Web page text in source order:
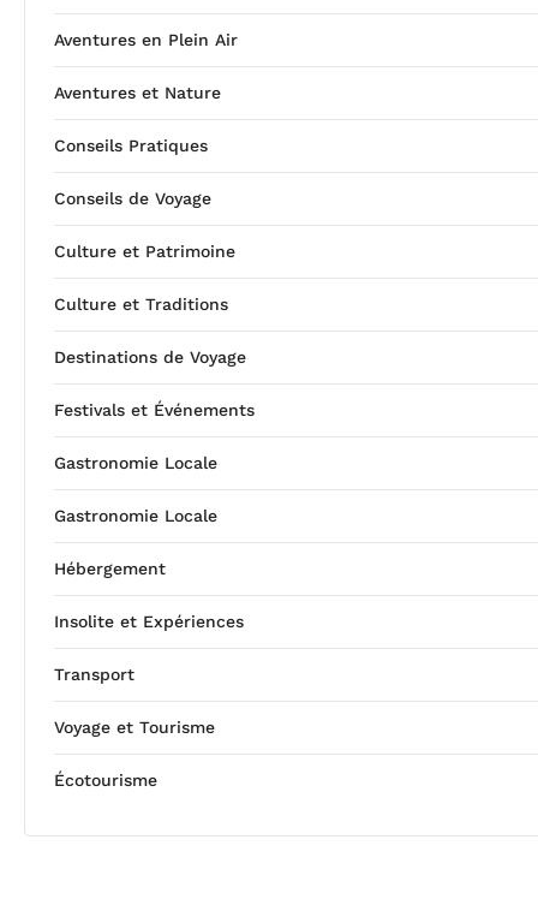
Aventures en Plein Air
Aventures et Nature
Conseils Pratiques
Conseils de Voyage
Culture et Patrimoine
Culture et Traditions
Destinations de Voyage
Festivals et Événements
Gastronomie Locale
Gastronomie Locale
Hébergement
Insolite et Expériences
Transport
Voyage et Tourisme
Écotourisme